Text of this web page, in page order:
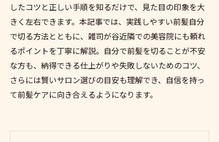
したコツと正しい手順を知るだけで、見た目の印象を大
きく左右できます。本記事では、実践しやすい前髪自分
で切る方法とともに、雑司が谷近隣での美容院にも頼れ
るポイントを丁寧に解説。自分で前髪を切ることが不安
な方も、納得できる仕上がりや失敗しないためのコツ、
さらには賢いサロン選びの目安も理解でき、自信を持っ
て前髪ケアに向き合えるようになります。